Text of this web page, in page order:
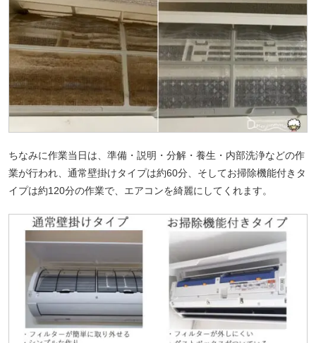
ちなみに作業当日は、準備・説明・分解・養生・内部洗浄などの作
業が行われ、通常壁掛けタイプは約60分、そしてお掃除機能付きタ
イプは約120分の作業で、エアコンを綺麗にしてくれます。